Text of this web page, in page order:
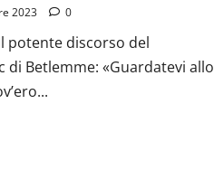
2023 0
potente discorso del
di Betlemme: «Guardatevi allo